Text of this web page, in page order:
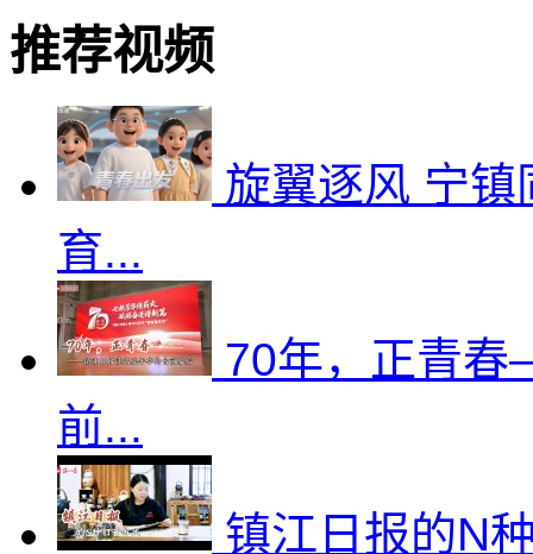
推荐视频
旋翼逐风 宁
育...
70年，正青
前...
镇江日报的N